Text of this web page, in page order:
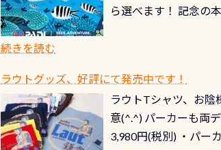
ら選べます！ 記念の
続きを読む
ラウトグッズ、好評にて発売中です！
ラウトTシャツ、お陰
意(^.^) パーカーも両
3,980円(税別) ・パー